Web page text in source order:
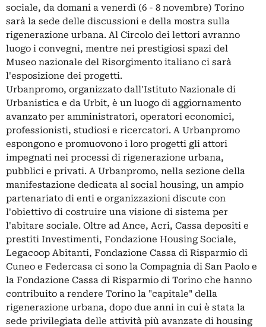
sociale, da domani a venerdì (6 - 8 novembre) Torino
sarà la sede delle discussioni e della mostra sulla
rigenerazione urbana. Al Circolo dei lettori avranno
luogo i convegni, mentre nei prestigiosi spazi del
Museo nazionale del Risorgimento italiano ci sarà
l'esposizione dei progetti.
Urbanpromo, organizzato dall'Istituto Nazionale di
Urbanistica e da Urbit, è un luogo di aggiornamento
avanzato per amministratori, operatori economici,
professionisti, studiosi e ricercatori. A Urbanpromo
espongono e promuovono i loro progetti gli attori
impegnati nei processi di rigenerazione urbana,
pubblici e privati. A Urbanpromo, nella sezione della
manifestazione dedicata al social housing, un ampio
partenariato di enti e organizzazioni discute con
l'obiettivo di costruire una visione di sistema per
l'abitare sociale. Oltre ad Ance, Acri, Cassa depositi e
prestiti Investimenti, Fondazione Housing Sociale,
Legacoop Abitanti, Fondazione Cassa di Risparmio di
Cuneo e Federcasa ci sono la Compagnia di San Paolo e
la Fondazione Cassa di Risparmio di Torino che hanno
contribuito a rendere Torino la "capitale" della
rigenerazione urbana, dopo due anni in cui è stata la
sede privilegiata delle attività più avanzate di housing